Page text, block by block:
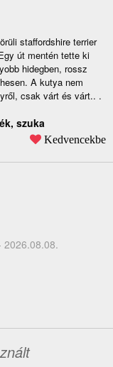
staffordshire terrier
út mentén tette ki
hidegben, rossz
A kutya nem
csak várt és várt.. .
szuka
Kedvencekbe
2026.08.08.